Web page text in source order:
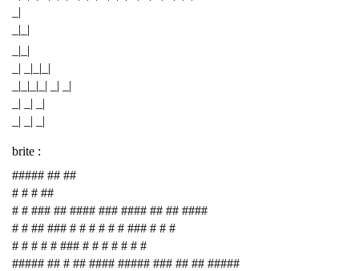
_|
_|_|
_|_|
_| _|_|_|
_|_|_|_| _| _|
_| _| _|
_| _| _|
brite :
##### ## ##
# # # ##
# # ### ## #### ### #### ## ## ####
# # ## ### # # # # # # ### # # #
# # # # # ### # # # # # # #
##### ## # ## #### ##### ### ## ## #####